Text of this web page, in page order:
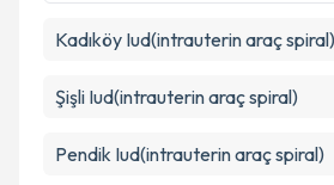
Kadıköy Iud(intrauterin araç spiral)
Şişli Iud(intrauterin araç spiral)
Pendik Iud(intrauterin araç spiral)